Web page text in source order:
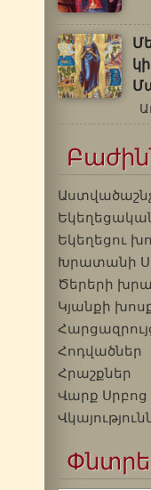
Եկեղեցու
Խրատանի
Ծերերի
Կյանքի
Հոդվածներ
Հրաշքներ
Վարք Սրբոց